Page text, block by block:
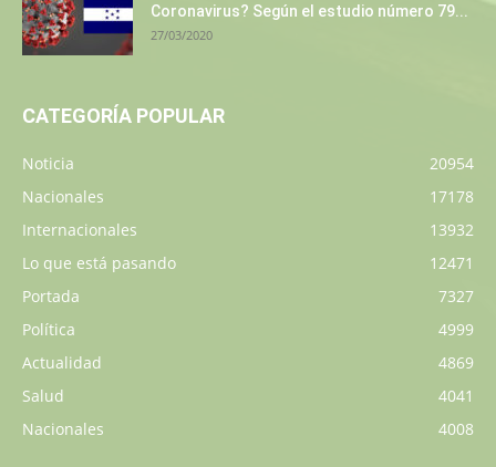
Coronavirus? Según el estudio número 79...
27/03/2020
CATEGORÍA POPULAR
Noticia
20954
Nacionales
17178
Internacionales
13932
Lo que está pasando
12471
Portada
7327
Política
4999
Actualidad
4869
Salud
4041
Nacionales
4008